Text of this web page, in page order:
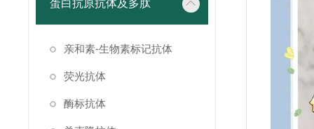
蛋白抗原抗体及多肽
亲和素-生物素标记抗体
荧光抗体
酶标抗体